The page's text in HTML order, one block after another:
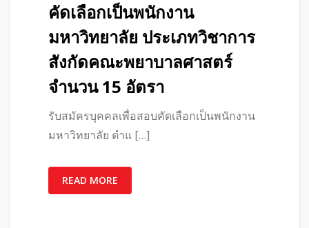
คัดเลือกเป็นพนักงาน
มหาวิทยาลัย ประเภทวิชาการ
สังกัดคณะพยาบาลศาสตร์
จำนวน 15 อัตรา
รับสมัครบุคคลเพื่อสอบคัดเลือกเป็นพนักงาน
มหาวิทยาลัย ตำแ […]
READ MORE